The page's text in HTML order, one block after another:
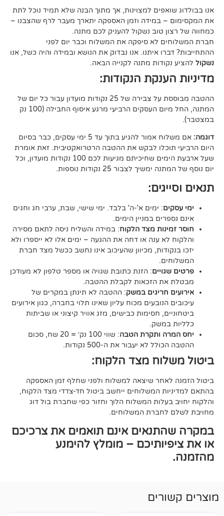
למצוינות, אך מתוך הבנה שלא תמיד נוכל לתת
במידה וזמן האספקה יתארך מעבר לרף שהצבנו –
טוב נשקול להעניק לכם מתנה.
לא סיפקה את המשלוח וכבר יום לפני
איתנו. אנו נבדוק את הנושא ובמידה והיה כשל, אנו
מתנה לקנייה הבאה.
הנקודות:
ההטבה מבוססת על צבירה של 25 נקודות מועדון עבור כל יום של
המתנה, החל מיום העסקים הרביעי מרגע איסוף החבילה (100 נק
אם משלוח אמור להגיע בתוך עד 5 ימי עסקים, כבר בסיום
לבקש את ההטבה הרטרואקטיבית. זאת אומרת
שעל ארבעת הימים שחיכיתם מגיעות לכם 100 נקודות מועדון, וכל
לצבור 25 נקודות נוספות.
: ימים א'-ה' בלבד. ימי שישי, שבת, ערבי חג וחגים
במניין הימים.
מצד הלקוח: במידה והשליח ניסה לתאם מסירה
ענה או דחה את ההגעה – ימים אלו לא ייספרו ולא
מכיוון שהעיכוב אינו נחשב ככשל מצד חברת
: הזנת כתובת שגויה או מספר טלפון לא מעודכן
הזכאות לקבלת ההטבה.
חריגים במשק: ההטבה לא תינתן במקרים של
מכוח עליון שאינו תלוי בחברה, כגון אירועים
חסימות כבישים, מזג אוויר קיצוני או שביתות
ותקרת הטבה
: שווי 100 נק׳ = 20 שח, סכום
לא יעבור את ה-500 נקודות.
מצד הלקוח:
שיצאה למשלוח ולפני שחלף זמן האספקה
המשלוחים ייחשב ביטול חד-צדדי מצד הלקוח,
המשלוח הלוך וחזור כפי שחברת בול דוג
המשלוחים.
אינם תואמים את צרכיכם
– מומלץ להימנע